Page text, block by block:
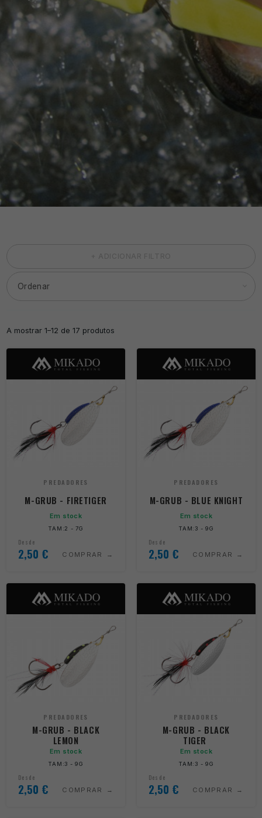
A mostrar 1–12 de 17 produtos
PREDADORES
M-GRUB - FIRETIGER
Em stock
TAM:2 - 7G
Desde
2,50 € COMPRAR
PREDADORES
M-GRUB - BLUE KNIGHT
Em stock
TAM:3 - 9G
Desde
2,50 € COMPRAR
PREDADORES
M-GRUB - BLACK
LEMON
Em stock
TAM:3 - 9G
Desde
2,50 € COMPRAR
PREDADORES
M-GRUB - BLACK
TIGER
Em stock
TAM:3 - 9G
Desde
2,50 € COMPRAR